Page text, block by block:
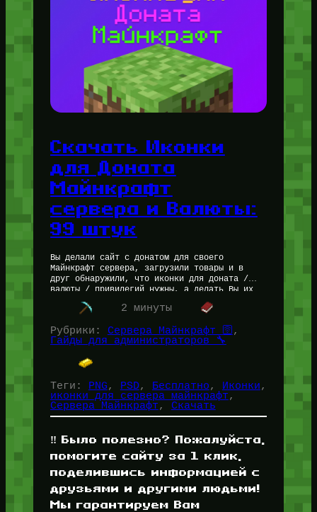
Скачать Иконки
для Доната
Майнкрафт
сервера и Валюты:
99 штук
Вы делали сайт с донатом для своего
Майнкрафт сервера, загрузили товары и в
друг обнаружили, что иконки для доната /
валюты / привилегий нужны, а делать Вы их
не умеете?…
2 минуты
Рубрики: Сервера Майнкрафт 🛜
Гайды для администраторов 🔧
Теги: PNG, PSD, Бесплатно, Иконки
иконки для сервера майнкрафт
Сервера Майнкрафт, Скачать
‼️ Было полезно? Пожалуйста,
помогите сайту за 1 клик,
поделившись информацией с
друзьями и другими людьми!
Мы гарантируем Вам